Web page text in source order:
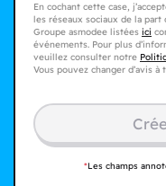
En cochant cette case,
les réseaux sociaux de la
Groupe asmodee listées ici
événements. Pour plus
veuillez consulter notre
Vous pouvez changer d’avis à
*Les champs